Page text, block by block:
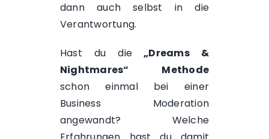
dann auch selbst in die
Verantwortung.
Hast du die „Dreams &
Nightmares“ Methode
schon einmal bei einer
Business Moderation
angewandt? Welche